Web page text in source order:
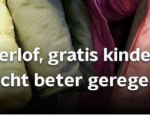
gratis
beter